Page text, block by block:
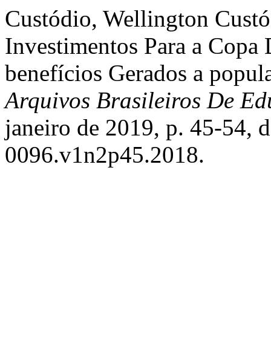
Custódio, Wellington
Investimentos Para a
benefícios Gerados a
Arquivos Brasileiros De
janeiro de 2019, p. 45-54,
0096.v1n2p45.2018.